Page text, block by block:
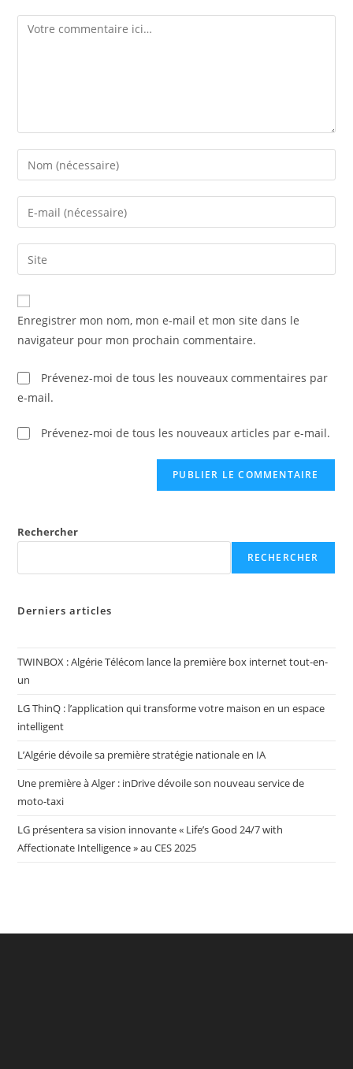
Comment
Enter
your
name
comment
Enter
your
email
address
comment
Saisir
l’URL
de
votre
(facultatif)
Enregistrer mon nom, mon e-mail et mon site dans le
navigateur pour mon prochain commentaire.
Prévenez-moi de tous les nouveaux commentaires par
e-mail.
Prévenez-moi de tous les nouveaux articles par e-mail.
Rechercher
RECHERCHER
Derniers articles
TWINBOX : Algérie Télécom lance la première box internet tout-en-
un
LG ThinQ : l’application qui transforme votre maison en un espace
intelligent
L’Algérie dévoile sa première stratégie nationale en IA
Une première à Alger : inDrive dévoile son nouveau service de
moto-taxi
LG présentera sa vision innovante « Life’s Good 24/7 with
Affectionate Intelligence » au CES 2025